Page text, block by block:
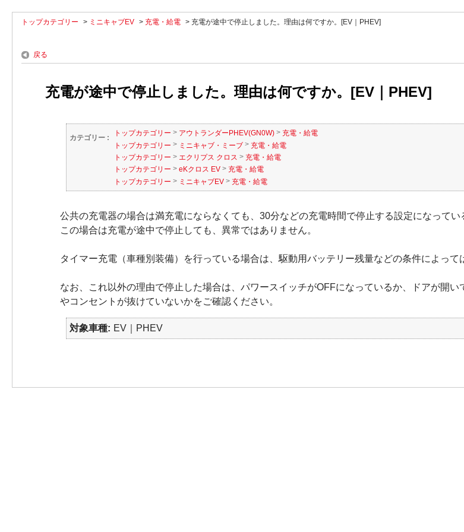
トップカテゴリー > ミニキャブEV > 充電・給電 > 充電が途中で停止しました。理由は何ですか。[EV｜PHEV]
戻る
充電が途中で停止しました。理由は何ですか。[EV｜PHEV]
カテゴリー :
トップカテゴリー > アウトランダーPHEV(GN0W) > 充電・給電
トップカテゴリー > ミニキャブ・ミーブ > 充電・給電
トップカテゴリー > エクリプス クロス > 充電・給電
トップカテゴリー > eKクロス EV > 充電・給電
トップカテゴリー > ミニキャブEV > 充電・給電
公共の充電器の場合は満充電にならなくても、30分などの充電時間で停止する設定になってい
この場合は充電が途中で停止しても、異常ではありません。
タイマー充電（車種別装備）を行っている場合は、駆動用バッテリー残量などの条件によって
なお、これ以外の理由で停止した場合は、パワースイッチがOFFになっているか、ドアが開
やコンセントが抜けていないかをご確認ください。
対象車種 EV｜PHEV